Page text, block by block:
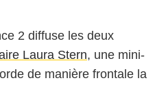
2 diffuse les deux
Laura Stern, une mini-
de manière frontale la